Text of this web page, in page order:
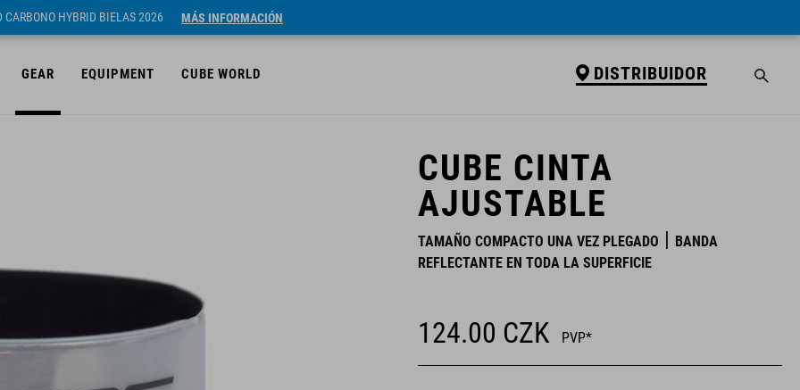
CARBONO HYBRID BIELAS 2026 MÁS INFORMACIÓN
GEAR EQUIPMENT CUBE WORLD DISTRIBUIDOR
CUBE CINTA
AJUSTABLE
TAMAÑO COMPACTO UNA VEZ PLEGADO
BANDA
REFLECTANTE EN TODA LA SUPERFICIE
124.00 CZK PVP*